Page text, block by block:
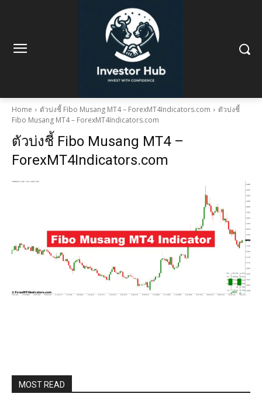
Home ตัวบ่งชี้ Fibo Musang MT4 – ForexMT4Indicators.com
ตัวบ่งชี้
Fibo Musang MT4 – ForexMT4Indicators.com
ตัวบ่งชี้ Fibo Musang MT4 –
ForexMT4Indicators.com
MOST READ